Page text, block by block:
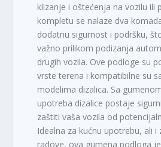
klizanje i oštećenja na vozilu ili
kompletu se nalaze dva
dodatnu sigurnost i podršku,
važno prilikom podizanja
drugih vozila. Ove podloge su
vrste terena i kompatibilne su
modelima dizalica. Sa
upotreba dizalice postaje
zaštiti vaša vozila od
Idealna za kućnu upotrebu, ali i
radove, ova gumena podloga